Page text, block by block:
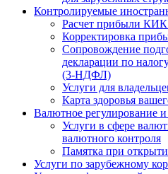
Контролируемые
Расчет прибыли КИК
Корректировка
Сопровождение
декларации по
(3-НДФЛ)
Услуги для
Карта здоровья
Валютное регулирование
Услуги в сфере
валютного контроля
Памятка при
Услуги по зарубежному